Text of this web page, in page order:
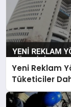
Yeni Reklam
Tüketiciler